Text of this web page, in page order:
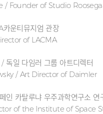
/ Founder of Studio
운티뮤지엄 관장
of LACMA
독일 다임러 그룹 아트디렉터
/ Art Director of Daimler
인 카탈루냐 우주과학연구소 연
of the Institute of Space